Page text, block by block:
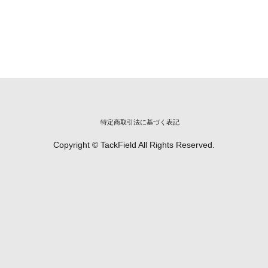
特定商取引法に基づく表記
Copyright © TackField All Rights Reserved.